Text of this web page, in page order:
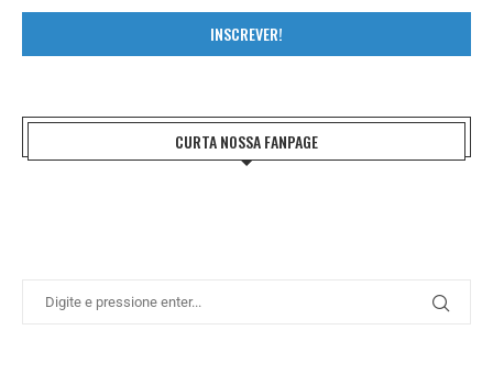
INSCREVER!
CURTA NOSSA FANPAGE